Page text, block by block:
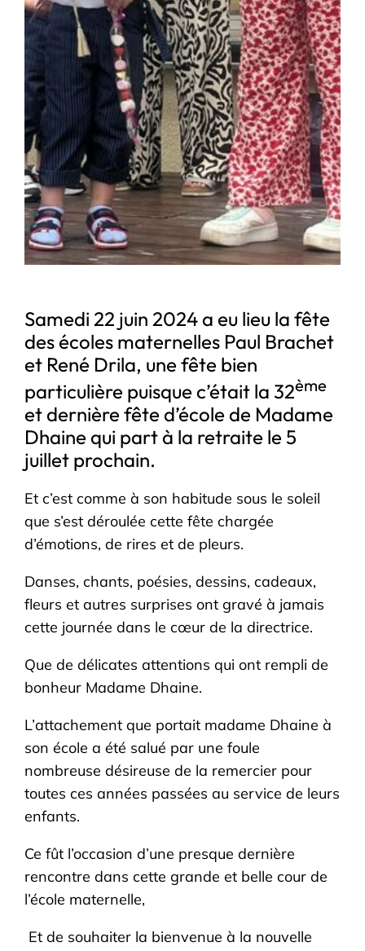
Samedi 22 juin 2024 a eu lieu la fête
des écoles maternelles Paul Brachet
et René Drila, une fête bien
particulière puisque c’était la 32ème
et dernière fête d’école de Madame
Dhaine qui part à la retraite le 5
juillet prochain.
Et c’est comme à son habitude sous le soleil
que s’est déroulée cette fête chargée
d’émotions, de rires et de pleurs.
Danses, chants, poésies, dessins, cadeaux,
fleurs et autres surprises ont gravé à jamais
cette journée dans le cœur de la directrice.
Que de délicates attentions qui ont rempli de
bonheur Madame Dhaine.
L’attachement que portait madame Dhaine à
son école a été salué par une foule
nombreuse désireuse de la remercier pour
toutes ces années passées au service de leurs
enfants.
Ce fût l’occasion d’une presque dernière
rencontre dans cette grande et belle cour de
l’école maternelle,
Et de souhaiter la bienvenue à la nouvelle